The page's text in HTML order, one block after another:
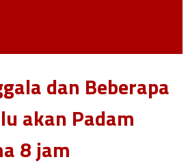
dan Beberapa
akan Padam
8 jam